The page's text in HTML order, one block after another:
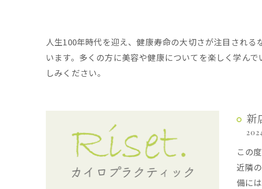
人生100年時代を迎え、健康寿命の大切さが注目され
います。多くの方に美容や健康についてを楽しく学ん
しみください。
新
この
近隣
備に